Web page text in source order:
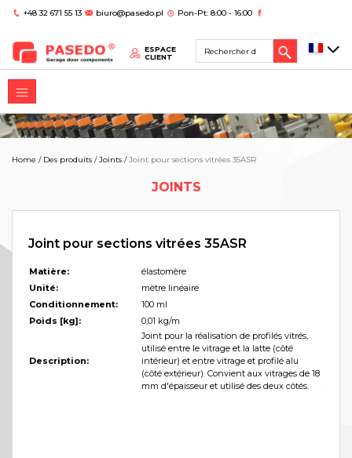
+48 32 671 55 13 biuro@pasedo.pl Pon-Pt: 8:00 - 16:00
ESPACE
CLIENT
Home / Des produits /Joints /Joint pour sections vitrées 35ASR
JOINTS
Joint pour sections vitrées 35ASR
Matière:
élastomère
Unité:
mètre linéaire
Conditionnement:
100 ml
Poids [kg]:
0,01 kg/m
Description:
Joint pour la réalisation de profilés vitrés,
utilisé entre le vitrage et la latte (côté
intérieur) et entre vitrage et profilé alu
(côté extérieur). Convient aux vitrages de 18
mm d'épaisseur et utilisé des deux côtés.